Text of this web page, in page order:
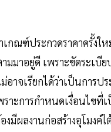
กณฑ์ประกวดราคาครั้งใ
มมาอยู่ดี เพราะขัดระเบี
อาจเรียกได้ว่าเป็นการปร
าะการกำหนดเงื่อนไขที่
มีผลงานก่อสร้างอุโมงค์